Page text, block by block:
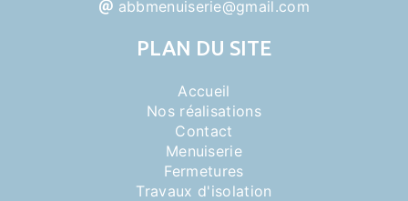
abbmenuiserie@gmail.com
PLAN DU SITE
Accueil
Nos réalisations
Contact
Menuiserie
Fermetures
Travaux d'isolation